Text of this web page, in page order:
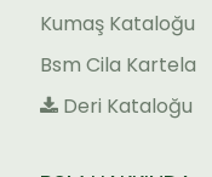
Kumaş Kataloğu
Bsm Cila Kartela
Deri Kataloğu